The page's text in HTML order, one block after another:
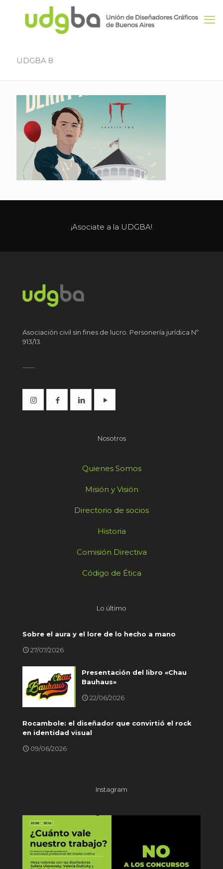
UDGBA 8
¡Asociate a la UDGBA!
Asociación civil sin fines de lucro. Personería jurídica Nº
913/13.
Nosotros
Quienes Somos
Misión y Visión
Directorio de socios
Historia
Comisión Directiva
Código de Ética
Lo último
Sobre el aura y el lore de lo hecho a mano
27/07/2026
Presentación del libro «Chau
Bauhaus»
22/06/2026
Rocambole: el diseñador que convirtió el rock
en identidad visual
09/06/2026
Instagram